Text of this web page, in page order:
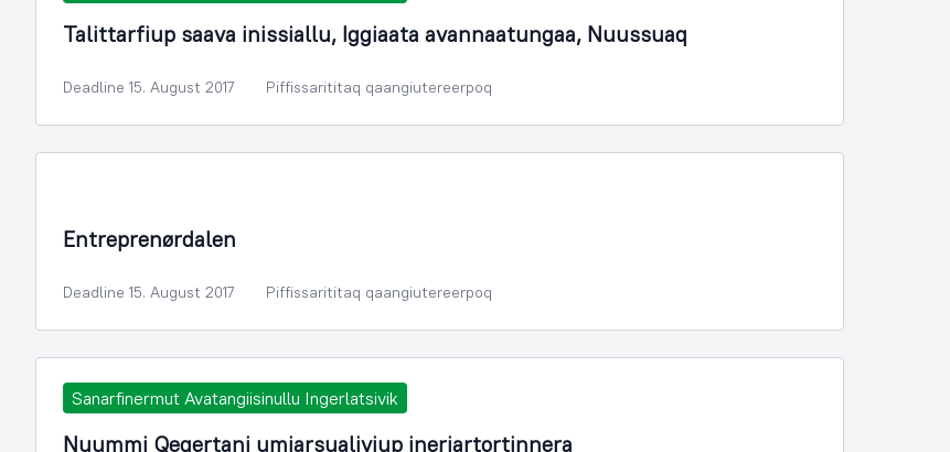
Talittarfiup saava inissiallu, Iggiaata avannaatungaa, Nuussuaq
Deadline 15. August 2017 Piffissarititaq qaangiutereerpoq
Entreprenørdalen
Deadline 15. August 2017 Piffissarititaq qaangiutereerpoq
Sanarfinermut Avatangiisinullu Ingerlatsivik
Nuummi Qeqertani umiarsualiviup ineriartortinnera